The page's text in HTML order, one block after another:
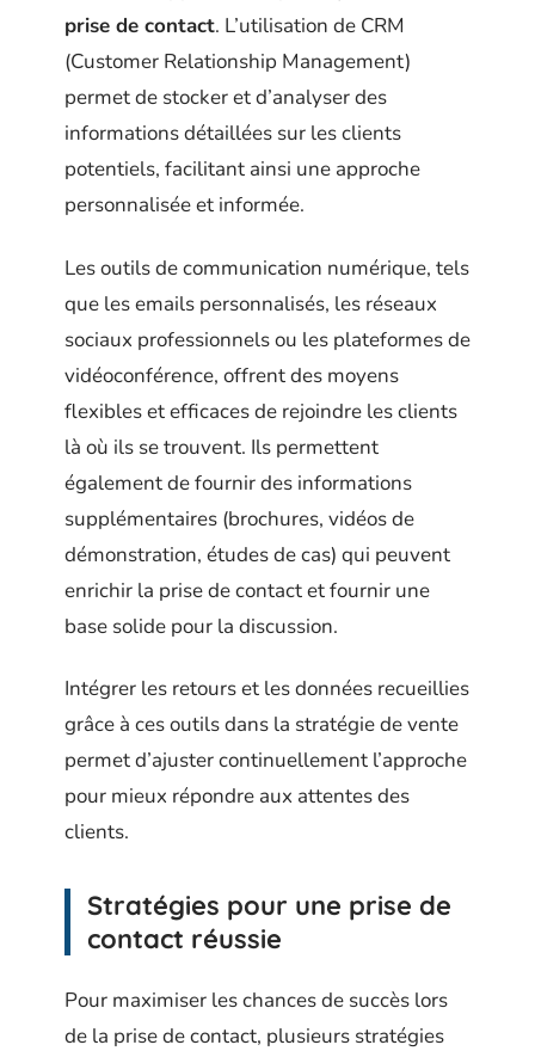
prise de contact. L’utilisation de CRM
(Customer Relationship Management)
permet de stocker et d’analyser des
informations détaillées sur les clients
potentiels, facilitant ainsi une approche
personnalisée et informée.
Les outils de communication numérique, tels
que les emails personnalisés, les réseaux
sociaux professionnels ou les plateformes de
vidéoconférence, offrent des moyens
flexibles et efficaces de rejoindre les clients
là où ils se trouvent. Ils permettent
également de fournir des informations
supplémentaires (brochures, vidéos de
démonstration, études de cas) qui peuvent
enrichir la prise de contact et fournir une
base solide pour la discussion.
Intégrer les retours et les données recueillies
grâce à ces outils dans la stratégie de vente
permet d’ajuster continuellement l’approche
pour mieux répondre aux attentes des
clients.
Stratégies pour une prise de
contact réussie
Pour maximiser les chances de succès lors
de la prise de contact, plusieurs stratégies